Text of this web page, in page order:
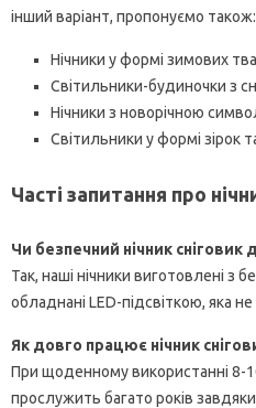
інший варіант, пропонуємо також:
Нічники у формі зимових
Світильники-будиночки з
Нічники з новорічною
Світильники у формі зірок
Часті запитання про
Чи безпечний нічник сніговик
Так, наші нічники виготовлені з
обладнані LED-підсвіткою, яка не
Як довго працює нічник
При щоденному використанні 8-
прослужить багато років